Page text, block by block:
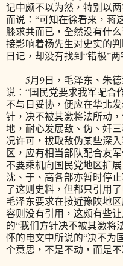
记中颇不以为然，特别以
而说：“可知在徐看来，蒋
膝求共而已，全然没有什
接影响着杨先生对史实的
日记，却没有找到“错极”两
5月9日，毛泽东、朱德
说：“国民党要求我军配合
不与日妥协，便应在华北
针，决不被其激将法所动
地，耐心发展敌、伪、奸
况许可，拔取敌伪某些深
区，应有相当部队配合友
不要乘机向国民党地区扩
沈、于、高各部亦暂时停
了这则史料，但都只引用
毛泽东要求在接近豫陕地
容则没有引用，这颇有些
的“我们方针决不被其激将
怀的电文中所说的“决不为
个意思，不是不动，而是